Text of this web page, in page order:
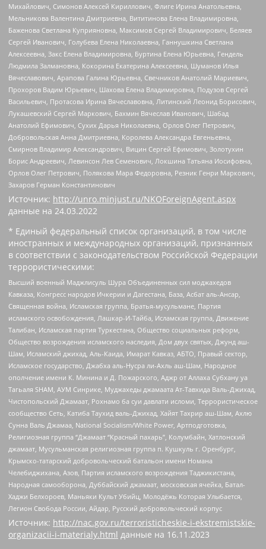
Михайлович, Симонов Алексей Кириллович, Флиге Ирина Анатольевна,
Мельникова Валентина Дмитриевна, Вититинова Елена Владимировна,
Баженова Светлана Куприяновна, Максимов Сергей Владимирович, Беляев
Сергей Иванович, Голубева Елена Николаевна, Ганнушкина Светлана
Алексеевна, Закс Елена Владимировна, Буртина Елена Юрьевна, Гендель
Людмила Залмановна, Кокорина Екатерина Алексеевна, Шуманов Илья
Вячеславович, Арапова Галина Юрьевна, Свечников Анатолий Мариевич,
Прохоров Вадим Юрьевич, Шахова Елена Владимировна, Подузов Сергей
Васильевич, Протасова Ирина Вячеславовна, Литинский Леонид Борисович,
Лукашевский Сергей Маркович, Бахмин Вячеслав Иванович, Шабад
Анатолий Ефимович, Сухих Дарья Николаевна, Орлов Олег Петрович,
Добровольская Анна Дмитриевна, Королева Александра Евгеньевна,
Смирнов Владимир Александрович, Вицин Сергей Ефимович, Золотухин
Борис Андреевич, Левинсон Лев Семенович, Локшина Татьяна Иосифовна,
Орлов Олег Петрович, Полякова Мара Федоровна, Резник Генри Маркович,
Захаров Герман Константинович
Источник: http://unro.minjust.ru/NKOForeignAgent.aspx
данные на 24.03.2022
* Единый федеральный список организаций, в том числе
иностранных и международных организаций, признанных
в соответствии с законодательством Российской Федерации
террористическими:
Высший военный Маджлисуль Шура Объединенных сил моджахедов
Кавказа, Конгресс народов Ичкерии и Дагестана, База, Асбат аль-Ансар,
Священная война, Исламская группа, Братья-мусульмане, Партия
исламского освобождения, Лашкар-И-Тайба, Исламская группа, Движение
Талибан, Исламская партия Туркестана, Общество социальных реформ,
Общество возрождения исламского наследия, Дом двух святых, Джунд аш-
Шам, Исламский джихад, Аль-Каида, Имарат Кавказ, АБТО, Правый сектор,
Исламское государство, Джабха аль-Нусра ли-Ахль аш-Шам, Народное
ополчение имени К. Минина и Д. Пожарского, Аджр от Аллаха Субхану уа
Тагьаля SHAM, АУМ Синрике, Муджахеды джамаата Ат-Тавхида Валь-Джихад,
Чистопольский Джамаат, Рохнамо ба суи давлати исломи, Террористическое
сообщество Сеть, Катиба Таухид валь-Джихад, Хайят Тахрир аш-Шам, Ахлю
Сунна Валь Джамаа, National Socialism/White Power, Артподготовка,
Религиозная группа “Джамаат “Красный пахарь”, Колумбайн, Хатлонский
джамаат, Мусульманская религиозная группа п. Кушкуль г. Оренбург,
Крымско-татарский добровольческий батальон имени Номана
Челебиджихана, Азов, Партия исламского возрождения Таджикистана,
Народная самооборона, Дуббайский джамаат, московская ячейка, Батал-
Хаджи Белхороев, Маньяки Культ Убийц, Молодёжь Которая Улыбается,
Легион Свобода России, Айдар, Русский добровольческий корпус
Источник: http://nac.gov.ru/terroristicheskie-i-ekstremistskie-
organizacii-i-materialy.html данные на 16.11.2023